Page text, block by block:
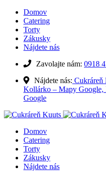
Domov
Catering
Torty
Zákusky
Nájdete nás
Zavolajte nám: 0918
Nájdete nás: Cukráreň
Kollárko – Mapy Google,
Google
Domov
Catering
Torty
Zákusky
Nájdete nás